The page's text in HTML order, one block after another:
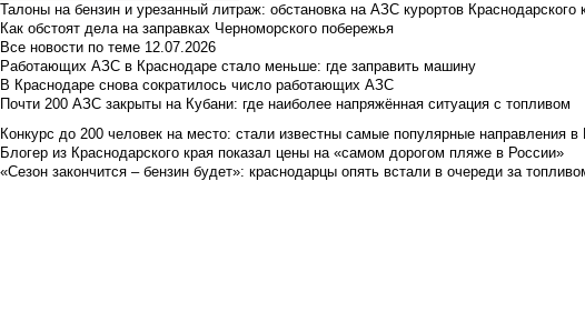
Талоны на бензин и урезанный литраж: обстановка на АЗС курортов Краснодарского
Как обстоят дела на заправках Черноморского побережья
Все новости по теме 12.07.2026
Работающих АЗС в Краснодаре стало меньше: где заправить машину
В Краснодаре снова сократилось число работающих АЗС
Почти 200 АЗС закрыты на Кубани: где наиболее напряжённая ситуация с топливом
Конкурс до 200 человек на место: стали известны самые популярные направления в
Блогер из Краснодарского края показал цены на «самом дорогом пляже в России»
«Сезон закончится – бензин будет»: краснодарцы опять встали в очереди за